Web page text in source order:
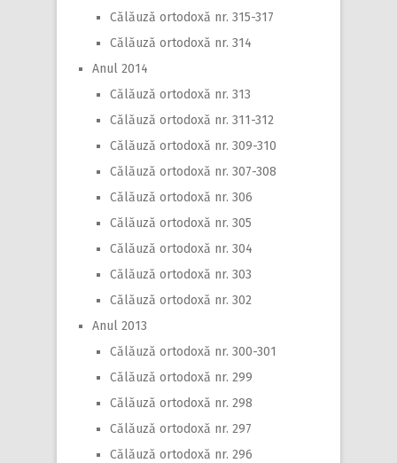
Călăuză ortodoxă nr. 315-317
Călăuză ortodoxă nr. 314
Anul 2014
Călăuză ortodoxă nr. 313
Călăuză ortodoxă nr. 311-312
Călăuză ortodoxă nr. 309-310
Călăuză ortodoxă nr. 307-308
Călăuză ortodoxă nr. 306
Călăuză ortodoxă nr. 305
Călăuză ortodoxă nr. 304
Călăuză ortodoxă nr. 303
Călăuză ortodoxă nr. 302
Anul 2013
Călăuză ortodoxă nr. 300-301
Călăuză ortodoxă nr. 299
Călăuză ortodoxă nr. 298
Călăuză ortodoxă nr. 297
Călăuză ortodoxă nr. 296